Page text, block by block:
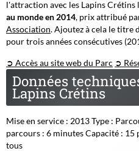
l'attraction avec les Lapins Crétins
au monde en 2014, prix attribué
Association. Ajoutez à cela le titre
pour trois années consécutives
➲ Accès au site web du Parc ➲
Données
Lapins Crétins
Mise en service : 2013 Type :
parcours : 6 minutes Capacité :
tous